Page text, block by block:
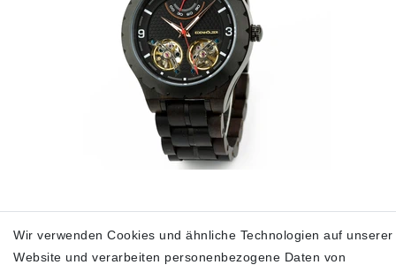
Edenhölzer Holzuhr Herren Armbanduhr Automatik
Bougainville Holzarmband Datumsanzeige
Wir verwenden Cookies und ähnliche Technologien auf unserer
Website und verarbeiten personenbezogene Daten von